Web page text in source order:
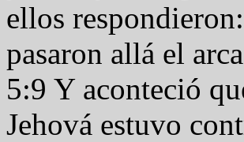
ellos
pasaron allá el
5:9 Y aconteció
Jehová estuvo